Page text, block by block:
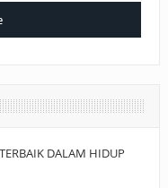
DALAM HIDUP